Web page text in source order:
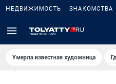
НЕДВИЖИМОСТЬ ЗНАКОМСТВА
Умерла известная художница